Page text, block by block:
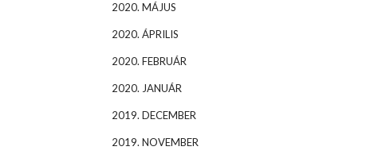
2020. MÁJUS
2020. ÁPRILIS
2020. FEBRUÁR
2020. JANUÁR
2019. DECEMBER
2019. NOVEMBER